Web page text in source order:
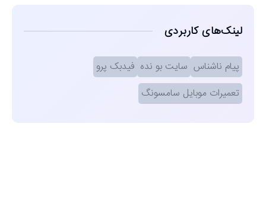
لینک‌های کاربردی
پیام ناشناس سایت بو نده فیدبک پرو
تعمیرات موبایل سامسونگ